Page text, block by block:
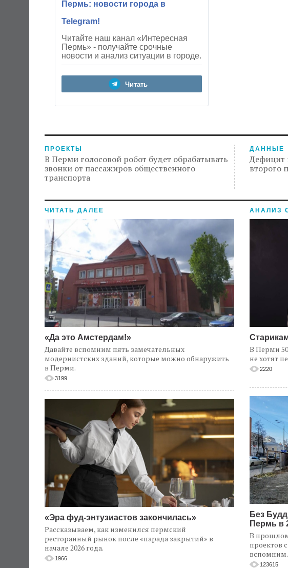
Пермь: новости города в
Telegram!
Читайте наш канал «Интересная
Пермь» - получайте срочные
новости и анализ ситуации в городе.
Читать
ПРОЕКТЫ
В Перми голосовой робот будет обрабатывать
звонки от пассажиров общественного
транспорта
ДАННЫЕ
Дефицит
второго
ЧИТАТЬ ДАЛЕЕ
«Да это Амстердам!»
Давайте вспомним пять замечательных
модернистских зданий, которые можно обнаружить
в Перми.
3199
«Эра фуд-энтузиастов закончилась»
Рассказываем, как изменился пермский
ресторанный рынок после «парада закрытий» в
начале 2026 года.
1966
АНАЛИЗ
В Перми
не хотят
2220
Без
Пермь в
В прошлом
проектов
вспомним.
123615